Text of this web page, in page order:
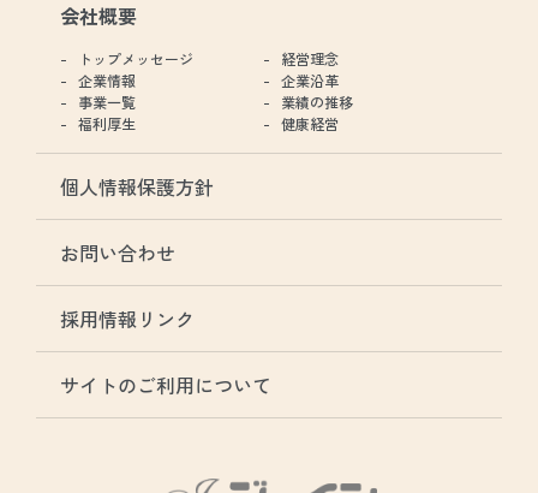
会社概要
トップメッセージ
経営理念
企業情報
企業沿革
事業一覧
業績の推移
福利厚生
健康経営
個人情報保護方針
お問い合わせ
採用情報リンク
サイトのご利用について